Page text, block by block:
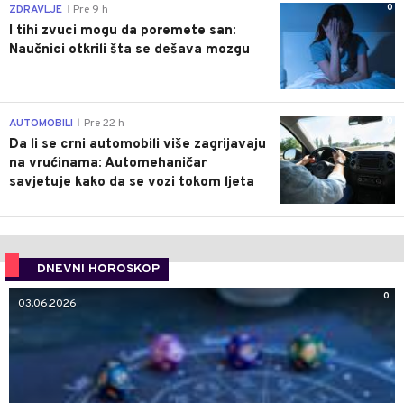
0
ZDRAVLJE Pre 9 h
I tihi zvuci mogu da poremete san:
Naučnici otkrili šta se dešava mozgu
0
AUTOMOBILI Pre 22 h
Da li se crni automobili više zagrijavaju
na vrućinama: Automehaničar
savjetuje kako da se vozi tokom ljeta
DNEVNI HOROSKOP
0
03.06.2026.